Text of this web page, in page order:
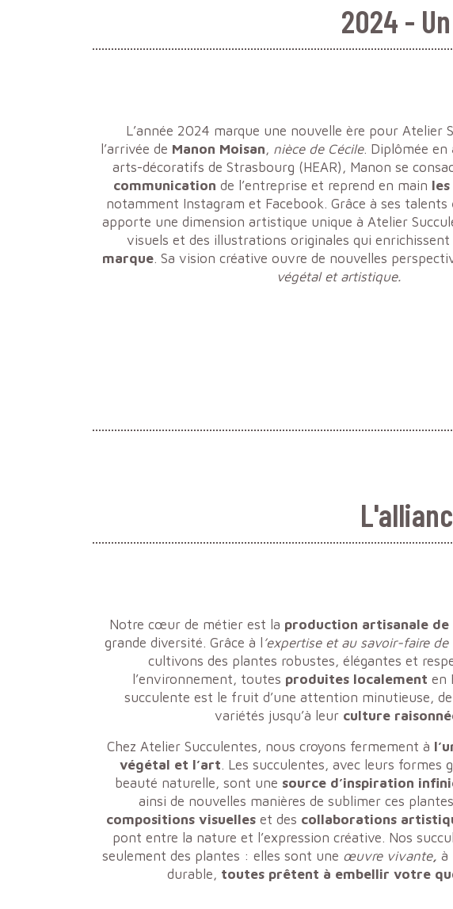
2024 -
L’année 2024 marque une nouvelle ère pour Atelier
l’arrivée de Manon Moisan, nièce de Cécile. Diplômée en
arts-décoratifs de Strasbourg (HEAR), Manon se
communication de l’entreprise et reprend en main
notamment Instagram et Facebook. Grâce à ses talents
apporte une dimension artistique unique à Atelier
visuels et des illustrations originales qui enrichissent
marque. Sa vision créative ouvre de nouvelles
végétal et artistique.
Notre cœur de métier est la production artisanale de
grande diversité. Grâce à l ’expertise et au savoir-faire de
cultivons des plantes robustes, élégantes et
l’environnement, toutes produites localement en
succulente est le fruit d’une attention minutieuse,
variétés jusqu’à leur culture
Chez Atelier Succulentes, nous croyons fermement à
végétal et l’art. Les succulentes, avec leurs formes
beauté naturelle, sont une source d’inspiration
ainsi de nouvelles manières de sublimer ces
compositions visuelleset des collaborations
pont entre la nature et l’expression créative. Nos
seulement des plantes : elles sont une œuvre vivante, à
durable, toutes prêtent à embellir votre